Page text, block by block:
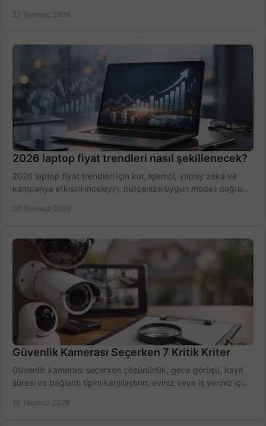
22 Temmuz 2026
2026 laptop fiyat trendleri nasıl şekillenecek?
2026 laptop fiyat trendleri için kur, işlemci, yapay zeka ve
kampanya etkisini inceleyin; bütçenize uygun modeli doğru
20 Temmuz 2026
Güvenlik Kamerası Seçerken 7 Kritik Kriter
Güvenlik kamerası seçerken çözünürlük, gece görüşü, kayıt
süresi ve bağlantı tipini karşılaştırın; eviniz veya iş yeriniz için
18 Temmuz 2026